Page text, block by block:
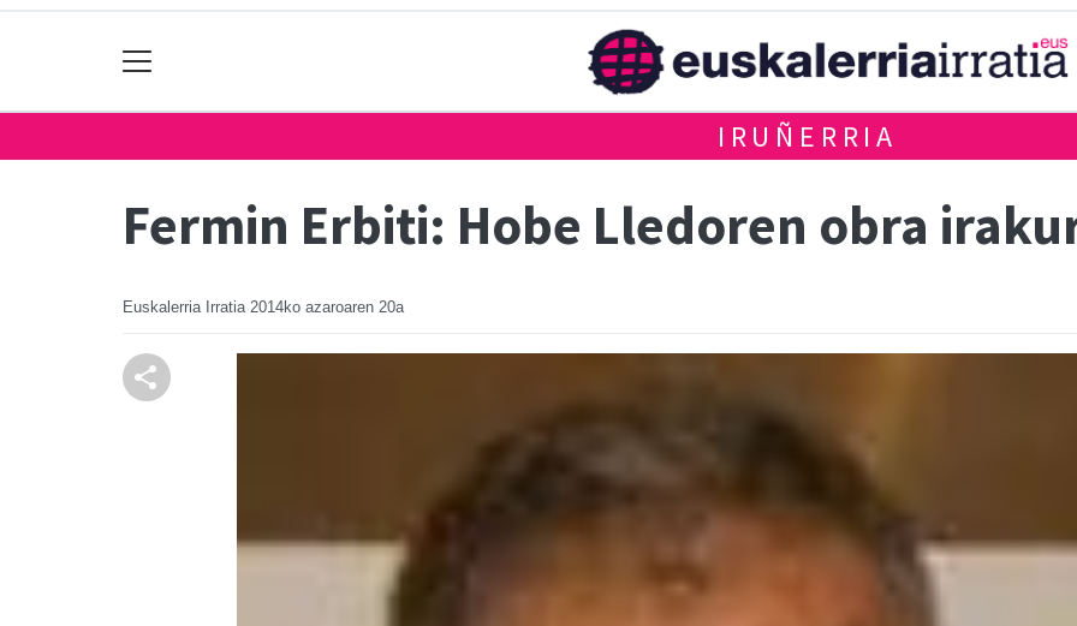
IRUÑERRIA
Fermin Erbiti: Hobe Lledoren obra
Euskalerria Irratia 2014ko azaroaren 20a